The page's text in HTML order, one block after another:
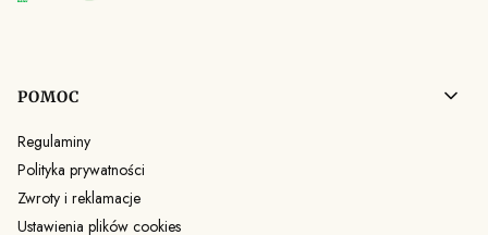
Linki w stopce
POMOC
Regulaminy
Polityka prywatności
Zwroty i reklamacje
Ustawienia plików cookies